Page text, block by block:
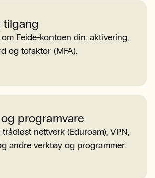
tilgang
Feide-kontoen din: aktivering,
og tofaktor (MFA).
programvare
nettverk (Eduroam), VPN,
andre verktøy og programmer.